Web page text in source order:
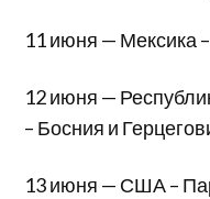
11 июня — Мексика
12 июня —
– Босния и
13 июня — США –